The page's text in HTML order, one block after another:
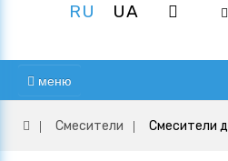
RU UA
меню
Смесители Смесители